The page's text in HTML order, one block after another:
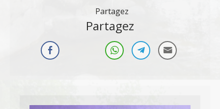
Partagez
Partagez